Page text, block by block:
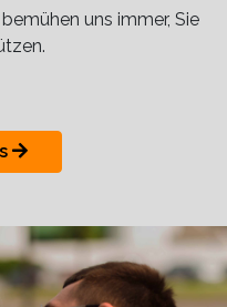
uns immer, Sie